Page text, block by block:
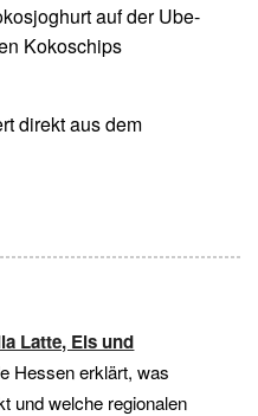
auf der Ube-
Kokoschips
direkt aus dem
Latte, Eis und
Hessen erklärt, was
und welche regionalen